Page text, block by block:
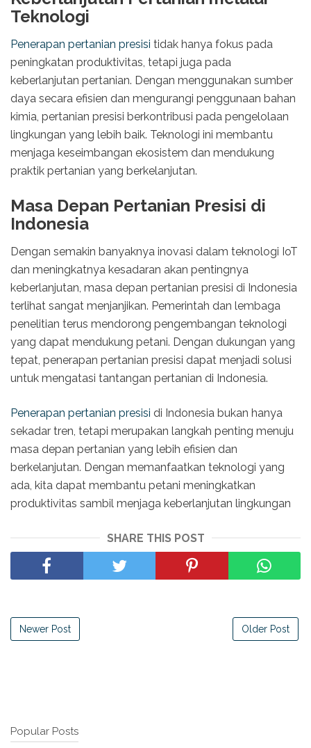
Teknologi
Penerapan pertanian presisi tidak hanya fokus pada
peningkatan produktivitas, tetapi juga pada
keberlanjutan pertanian. Dengan menggunakan sumber
daya secara efisien dan mengurangi penggunaan bahan
kimia, pertanian presisi berkontribusi pada pengelolaan
lingkungan yang lebih baik. Teknologi ini membantu
menjaga keseimbangan ekosistem dan mendukung
praktik pertanian yang berkelanjutan.
Masa Depan Pertanian Presisi di
Indonesia
Dengan semakin banyaknya inovasi dalam teknologi IoT
dan meningkatnya kesadaran akan pentingnya
keberlanjutan, masa depan pertanian presisi di Indonesia
terlihat sangat menjanjikan. Pemerintah dan lembaga
penelitian terus mendorong pengembangan teknologi
yang dapat mendukung petani. Dengan dukungan yang
tepat, penerapan pertanian presisi dapat menjadi solusi
untuk mengatasi tantangan pertanian di Indonesia.
Penerapan pertanian presisi di Indonesia bukan hanya
sekadar tren, tetapi merupakan langkah penting menuju
masa depan pertanian yang lebih efisien dan
berkelanjutan. Dengan memanfaatkan teknologi yang
ada, kita dapat membantu petani meningkatkan
produktivitas sambil menjaga keberlanjutan lingkungan
SHARE THIS POST
Newer Post Older Post
Popular Posts